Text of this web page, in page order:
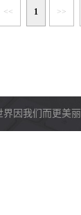
<< 1 >>
界因我们而更美丽